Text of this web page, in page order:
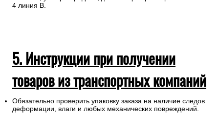
4 линия В.
5. Инструкции при получении
товаров из транспортных компаний
Обязательно проверить упаковку заказа на наличие следов
деформации, влаги и любых механических повреждений.